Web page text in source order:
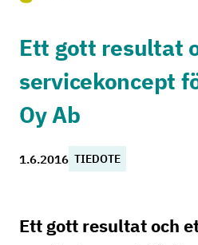
Ett gott resultat
servicekoncept
Oy Ab
1.6.2016 TIEDOTE
Ett gott resultat och